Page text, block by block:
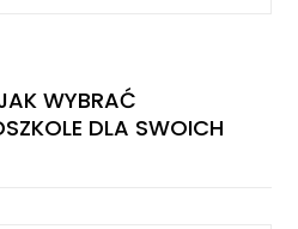
WYBRAĆ
DLA SWOICH